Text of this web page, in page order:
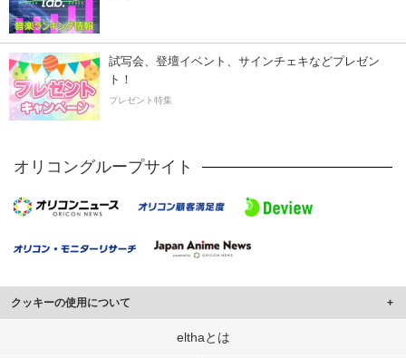
試写会、登壇イベント、サインチェキなどプレゼン
ト！
プレゼント特集
オリコングループサイト
クッキーの使用について
このサイトでは Cookie を使用して、ユーザーに合わせたコンテンツや広告の
elthaとは